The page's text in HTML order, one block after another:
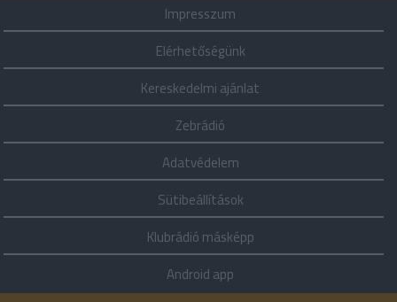
Impresszum
Elérhetőségünk
Kereskedelmi ajánlat
Zebrádió
Adatvédelem
Sütibeállítások
Klubrádió másképp
Android app